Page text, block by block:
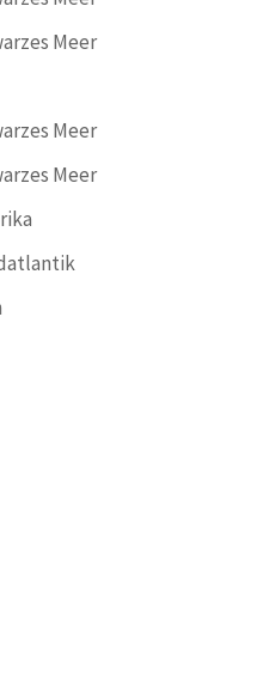
Meer
Meer
Meer